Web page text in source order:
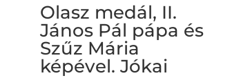
Olasz medál, II.
János Pál pápa és
Szűz Mária
képével. Jókai